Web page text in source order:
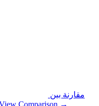
مقارنة بين
Comparison →